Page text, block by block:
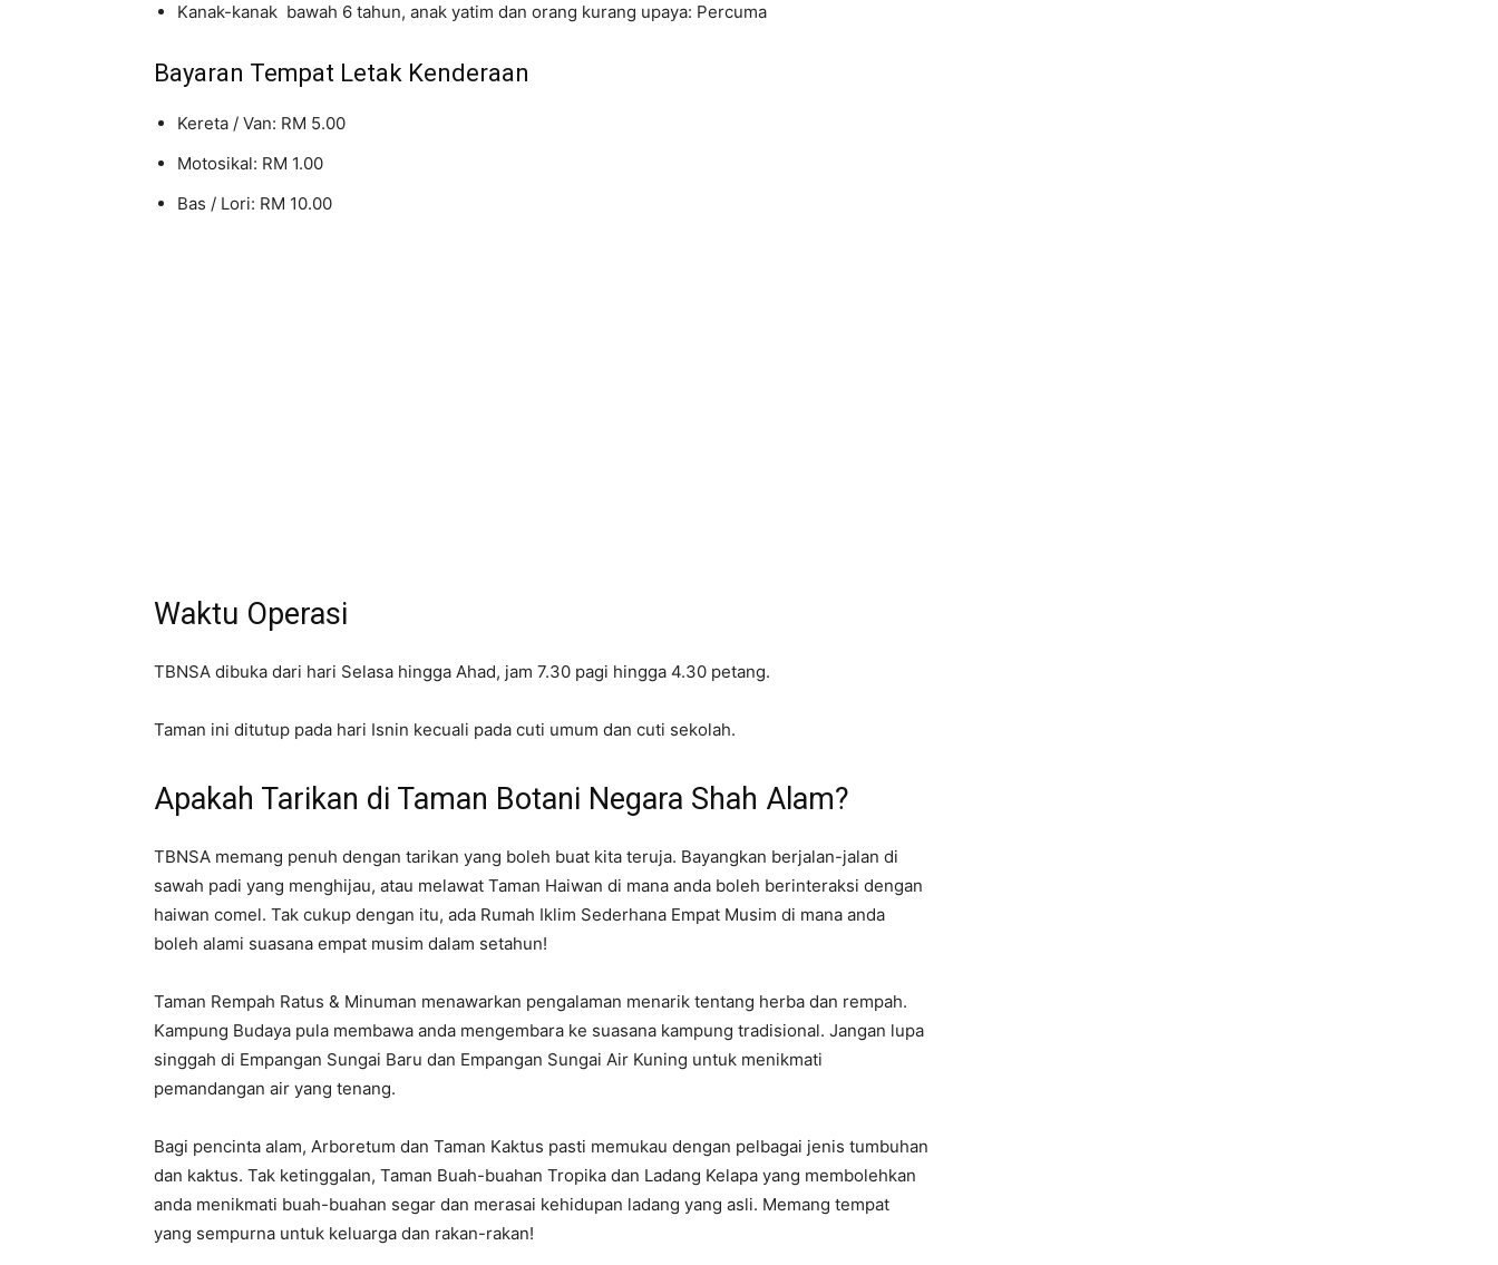
Kanak-kanak bawah 6 tahun, anak yatim dan orang kurang upaya: Percuma
Bayaran Tempat Letak Kenderaan
Kereta / Van: RM 5.00
Motosikal: RM 1.00
Bas / Lori: RM 10.00
Waktu Operasi
TBNSA dibuka dari hari Selasa hingga Ahad, jam 7.30 pagi hingga 4.30 petang.
Taman ini ditutup pada hari Isnin kecuali pada cuti umum dan cuti sekolah.
Apakah Tarikan di Taman Botani Negara Shah Alam?
TBNSA memang penuh dengan tarikan yang boleh buat kita teruja. Bayangkan berjalan-jalan di
sawah padi yang menghijau, atau melawat Taman Haiwan di mana anda boleh berinteraksi dengan
haiwan comel. Tak cukup dengan itu, ada Rumah Iklim Sederhana Empat Musim di mana anda
boleh alami suasana empat musim dalam setahun!
Taman Rempah Ratus & Minuman menawarkan pengalaman menarik tentang herba dan rempah.
Kampung Budaya pula membawa anda mengembara ke suasana kampung tradisional. Jangan lupa
singgah di Empangan Sungai Baru dan Empangan Sungai Air Kuning untuk menikmati
pemandangan air yang tenang.
Bagi pencinta alam, Arboretum dan Taman Kaktus pasti memukau dengan pelbagai jenis tumbuhan
dan kaktus. Tak ketinggalan, Taman Buah-buahan Tropika dan Ladang Kelapa yang membolehkan
anda menikmati buah-buahan segar dan merasai kehidupan ladang yang asli. Memang tempat
yang sempurna untuk keluarga dan rakan-rakan!